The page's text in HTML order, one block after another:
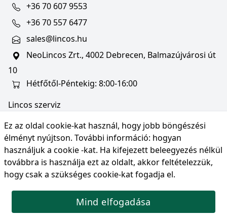
Ez az oldal cookie-kat használ, hogy jobb böngészési
élményt nyújtson. További információ: hogyan
használjuk a cookie -kat. Ha kifejezett beleegyezés nélkül
továbbra is használja ezt az oldalt, akkor feltételezzük,
hogy csak a szükséges cookie-kat fogadja el.
Mind elfogadása
+36 70 607 9553
+36 70 557 6477
sales@lincos.hu
NeoLincos Zrt., 4002 Debrecen, Balmazújvárosi út
10
Hétfőtől-Péntekig: 8:00-16:00
Lincos szerviz
NeoLincos Zrt., 4002 Debrecen, Balmazújvárosi út
10
Nyitvatartás: hétfő-péntek 8:00-16:00